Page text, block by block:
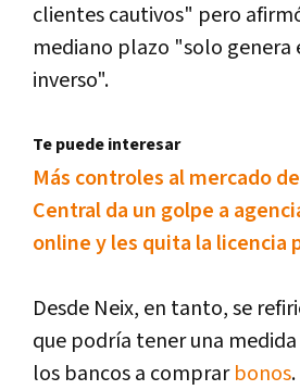
clientes cautivos" pero
mediano plazo "solo genera
inverso".
Te puede interesar
Más controles al mercado
Central da un golpe a
online y les quita la licencia
Desde Neix, en tanto, se
que podría tener una
los bancos a comprarbonos